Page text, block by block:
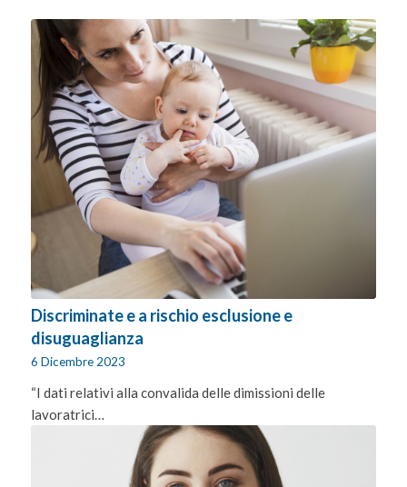
Discriminate e a rischio esclusione e
disuguaglianza
6 Dicembre 2023
“I dati relativi alla convalida delle dimissioni delle
lavoratrici…